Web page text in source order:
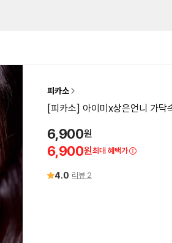
피카소
[피카소] 아이미x상은언니 가닥
6,900원
6,900원최대 혜택가
4.0 리뷰 2